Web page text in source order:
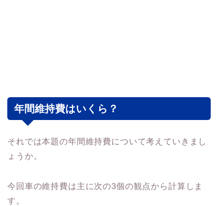
年間維持費はいくら？
それでは本題の年間維持費について考えていきまし
ょうか。
今回車の維持費は主に次の3個の観点から計算しま
す。